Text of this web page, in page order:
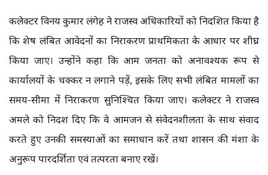
कलेक्टर विनय कुमार लंगेह ने राजस्व अधिकारियों को निर्देशित किया है
कि शेष लंबित आवेदनों का निराकरण प्राथमिकता के आधार पर शीघ्र
किया जाए। उन्होंने कहा कि आम जनता को अनावश्यक रूप से
कार्यालयों के चक्कर न लगाने पड़ें, इसके लिए सभी लंबित मामलों का
समय-सीमा में निराकरण सुनिश्चित किया जाए। कलेक्टर ने राजस्व
अमले को निर्देश दिए कि वे आमजन से संवेदनशीलता के साथ संवाद
करते हुए उनकी समस्याओं का समाधान करें तथा शासन की मंशा के
अनुरूप पारदर्शिता एवं तत्परता बनाए रखें।